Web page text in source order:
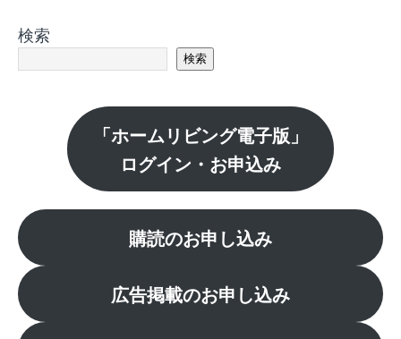
検索
検索
「ホームリビング電子版」
ログイン・お申込み
購読のお申し込み
広告掲載のお申し込み